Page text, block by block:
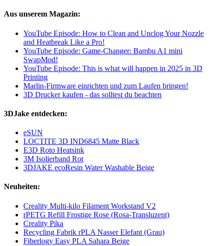
Aus unserem Magazin:
YouTube Episode: How to Clean and Unclog Your Nozzle
and Heatbreak Like a Pro!
YouTube Episode: Game-Changer: Bambu A1 mini
SwapMod!
YouTube Episode: This is what will happen in 2025 in 3D
Printing
Marlin-Firmware einrichten und zum Laufen bringen!
3D Drucker kaufen - das solltest du beachten
3DJake entdecken:
eSUN
LOCTITE 3D IND6845 Matte Black
E3D Roto Heatsink
3M Isolierband Rot
3DJAKE ecoResin Water Washable Beige
Neuheiten:
Creality Multi-kilo Filament Workstand V2
rPETG Refill Frostige Rose (Rosa-Transluzent)
Creality Pika
Recycling Fabrik rPLA Nasser Elefant (Grau)
Fiberlogy Easy PLA Sahara Beige